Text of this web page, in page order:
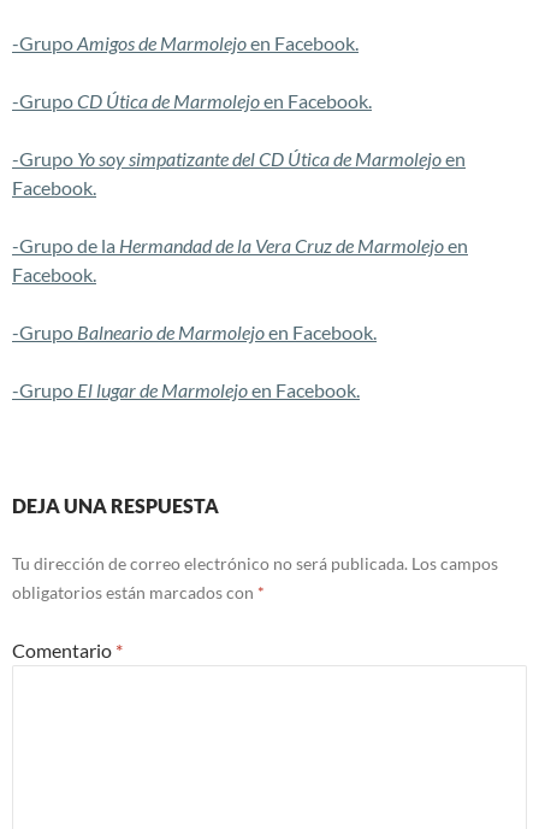
-GrupoAmigos de Marmolejoen Facebook.
-GrupoCD Útica de Marmolejoen Facebook.
-Grupo Yo soy simpatizante del CD Útica de Marmolejoen
Facebook.
-Grupo de la Hermandad de la Vera Cruz de Marmolejoen
Facebook.
-Grupo Balneario de Marmolejoen Facebook.
-Grupo El lugar de Marmolejoen Facebook.
DEJA UNA RESPUESTA
Tu dirección de correo electrónico no será publicada. Los campos
obligatorios están marcados con *
Comentario *